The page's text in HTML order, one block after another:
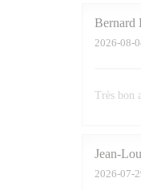
Bernard
2026-08-
Très bon
Jean-
2026-07-